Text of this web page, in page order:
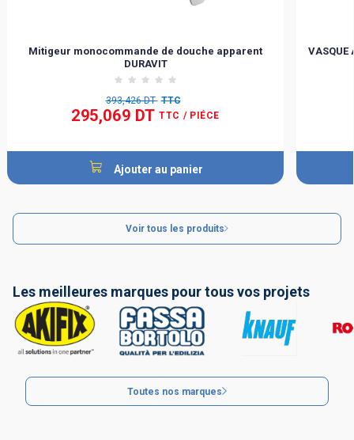
Mitigeur monocommande de douche apparent
DURAVIT
393,426 DT TTC
295,069 DT TTC / PIÉCE
Ajouter au panier
VASQUE
Voir tous les produits
Les meilleures marques pour tous vos projets
Toutes nos marques